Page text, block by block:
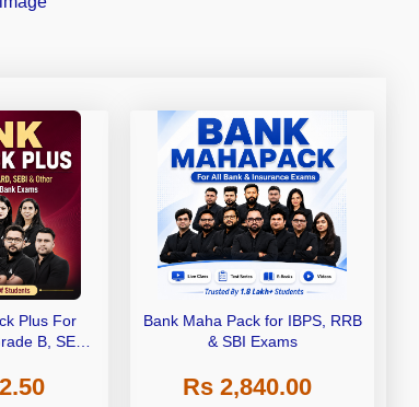
Plus For
B, SEBI
B Bank
Bank Maha Pack for IBPS, RRB
& SBI Exams
Rs 2,840.00